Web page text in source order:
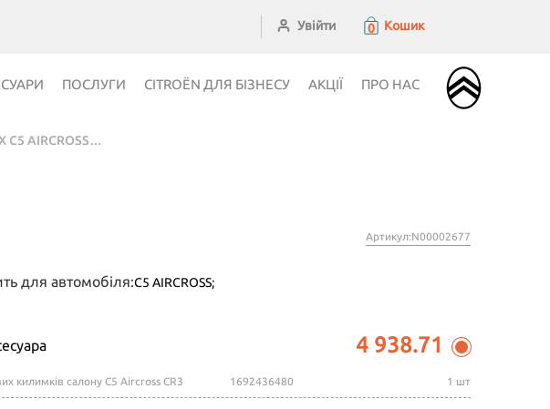
Увійти 0 Кошик
ПОСЛУГИ CITROЁN ДЛЯ БІЗНЕСУ АКЦІЇ ПРО НАС
КОМПЛЕКТ КИЛИМКІВ ГУМОВИХ C5 AIRCROSS CR3
Артикул:N00002677
для автомобіля:C5 AIRCROSS;
4 938.71
килимків салону C5 Aircross CR3 1692436480 1 шт